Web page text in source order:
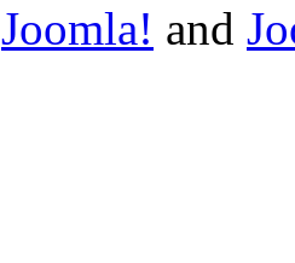
Joomla! and